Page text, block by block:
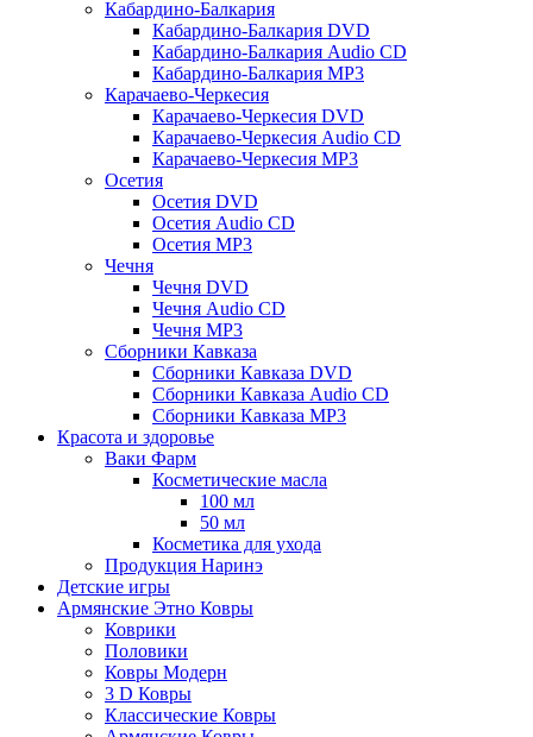
Кабардино-Балкария
Кабардино-Балкария DVD
Кабардино-Балкария Audio CD
Кабардино-Балкария MP3
Карачаево-Черкесия
Карачаево-Черкесия DVD
Карачаево-Черкесия Audio CD
Карачаево-Черкесия MP3
Осетия
Осетия DVD
Осетия Audio CD
Осетия MP3
Чечня
Чечня DVD
Чечня Audio CD
Чечня MP3
Сборники Кавказа
Сборники Кавказа DVD
Сборники Кавказа Audio CD
Сборники Кавказа MP3
Красота и здоровье
Ваки Фарм
Косметические масла
100 мл
50 мл
Косметика для ухода
Продукция Наринэ
Детские игры
Армянские Этно Ковры
Коврики
Половики
Ковры Модерн
3 D Ковры
Классические Ковры